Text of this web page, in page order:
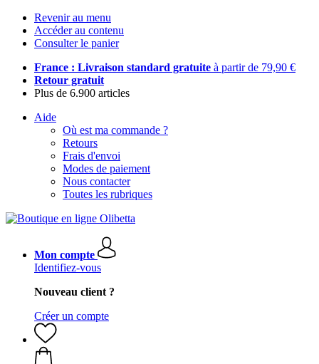
Revenir au menu
Accéder au contenu
Consulter le panier
France : Livraison standard gratuite à partir de 79,90 €
Retour gratuit
Plus de 6.900 articles
Aide
Où est ma commande ?
Retours
Frais d'envoi
Modes de paiement
Nous contacter
Toutes les rubriques
Mon compte
Identifiez-vous
Nouveau client ?
Créer un compte